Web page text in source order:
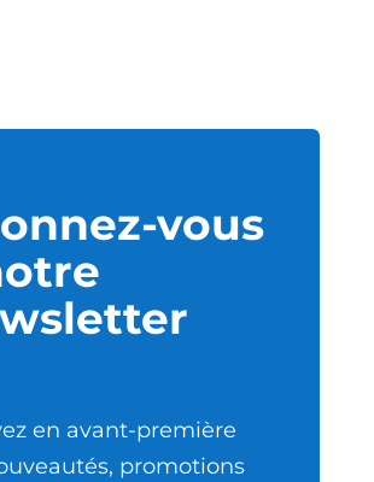
vous
en avant-première
promotions